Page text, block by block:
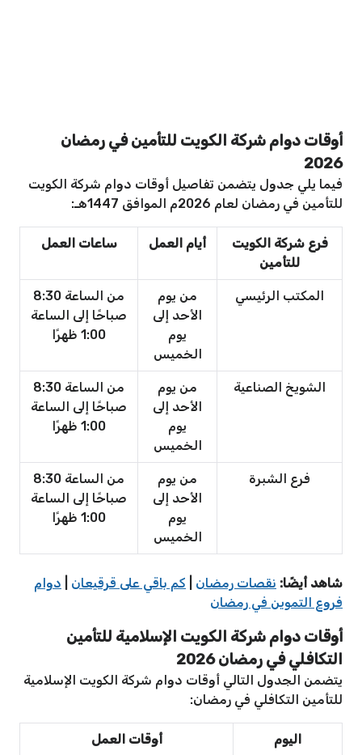
أوقات دوام شركة الكويت للتأمين في رمضان
2026
فيما يلي جدول يتضمن تفاصيل أوقات دوام شركة الكويت
للتأمين في رمضان لعام 2026م الموافق 1447هـ:
فرع شركة الكويت
للتأمين
أيام العمل ساعات العمل
المكتب الرئيسي
من يوم
الأحد إلى
يوم
الخميس
من الساعة 8:30
صباحًا إلى الساعة
1:00 ظهرًا
الشويخ الصناعية
من يوم
الأحد إلى
يوم
الخميس
من الساعة 8:30
صباحًا إلى الساعة
1:00 ظهرًا
فرع الشبرة
من يوم
الأحد إلى
يوم
الخميس
من الساعة 8:30
صباحًا إلى الساعة
1:00 ظهرًا
شاهد أيضًا: نقصات رمضان كم باقي على قرقيعان
دوام
فروع التموين في رمضان
أوقات دوام شركة الكويت الإسلامية للتأمين
التكافلي في رمضان 2026
يتضمن الجدول التالي أوقات دوام شركة الكويت الإسلامية
للتأمين التكافلي في رمضان:
اليوم أوقات العمل